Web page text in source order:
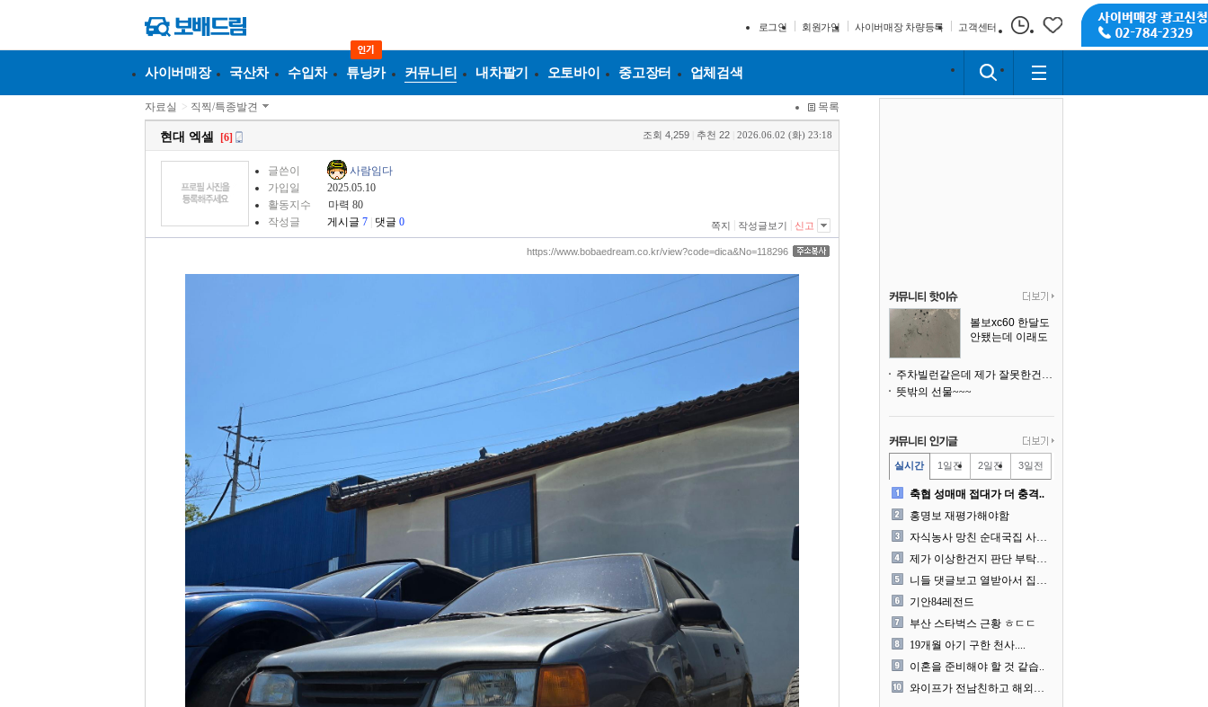
로그인 회원가입 사이버매장 차량등록 고객센터
사이버매장 국산차 수입차 튜닝카 커뮤니티 내차팔기 오토바이 중고장터 업체검색
자료실 > 직찍/특종발견 목록
현대 엑셀 [6] 조회 4,259 추천 22 2026.06.02 (화) 23:18
글쓴이
사람임다
가입일
2025.05.10
활동지수
마력 80
작성글
게시글 7 댓글 0 쪽지 작성글보기 신고
https://www.bobaedream.co.kr/view?code=dica&No=118296
볼보xc60 한달도
안됐는데 이래도
주차빌런같은데 제가 잘못한건가요
뜻밖의 선물~~~
실시간 1일전 2일전 3일전
축협 성매매 접대가 더 충격..
홍명보 재평가해야함
자식농사 망친 순대국집 사장..
제가 이상한건지 판단 부탁드..
니들 댓글보고 열받아서 집구..
기안84레전드
부산 스타벅스 근황 ㅎㄷㄷ
19개월 아기 구한 천사....
이혼을 준비해야 할 것 같습..
와이프가 전남친하고 해외여행..